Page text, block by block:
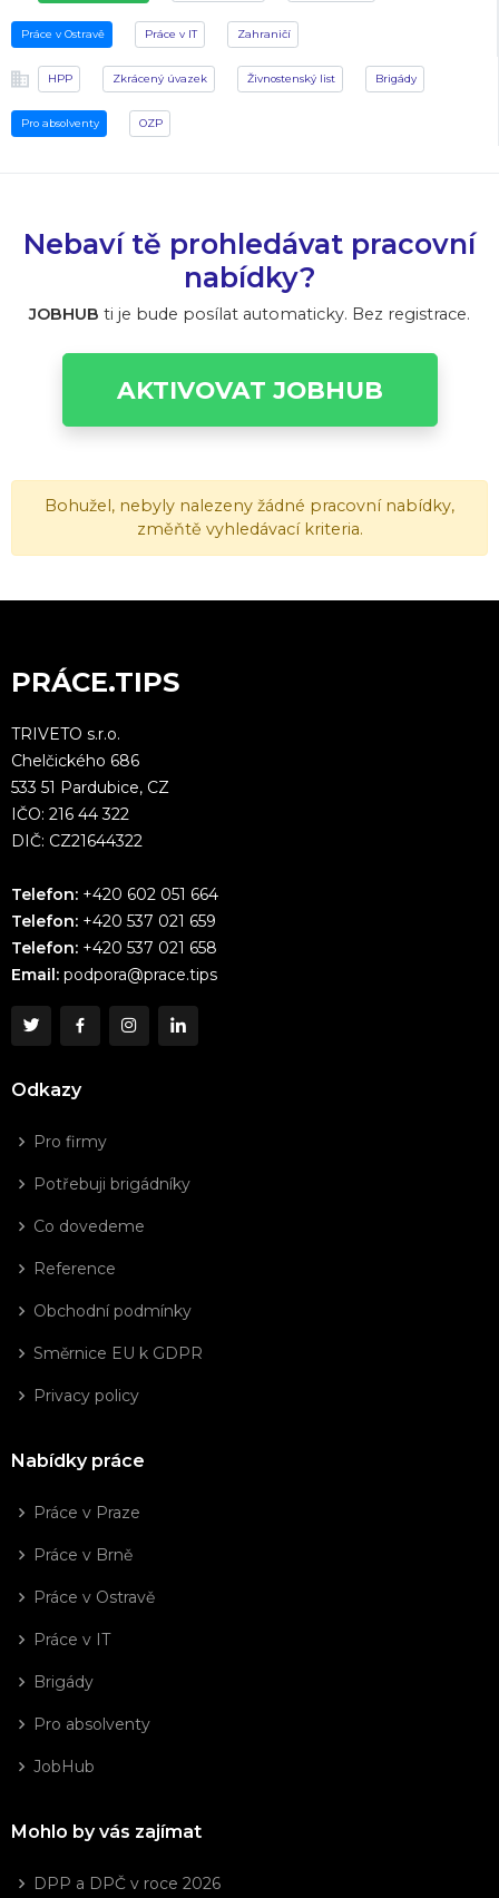
Práce v Ostravě Práce v IT Zahraničí
HPP Zkrácený úvazek Živnostenský list Brigády
Pro absolventy OZP
Nebaví tě prohledávat pracovní
nabídky?
JOBHUB ti je bude posílat automaticky. Bez registrace.
AKTIVOVAT JOBHUB
Bohužel, nebyly nalezeny žádné pracovní nabídky,
změňtě vyhledávací kriteria.
PRÁCE.TIPS
TRIVETO s.r.o.
Chelčického 686
533 51 Pardubice, CZ
IČO: 216 44 322
DIČ: CZ21644322
Telefon: +420 602 051 664
Telefon: +420 537 021 659
Telefon: +420 537 021 658
Email: podpora@prace.tips
Odkazy
Pro firmy
Potřebuji brigádníky
Co dovedeme
Reference
Obchodní podmínky
Směrnice EU k GDPR
Privacy policy
Nabídky práce
Práce v Praze
Práce v Brně
Práce v Ostravě
Práce v IT
Brigády
Pro absolventy
JobHub
Mohlo by vás zajímat
DPP a DPČ v roce 2026